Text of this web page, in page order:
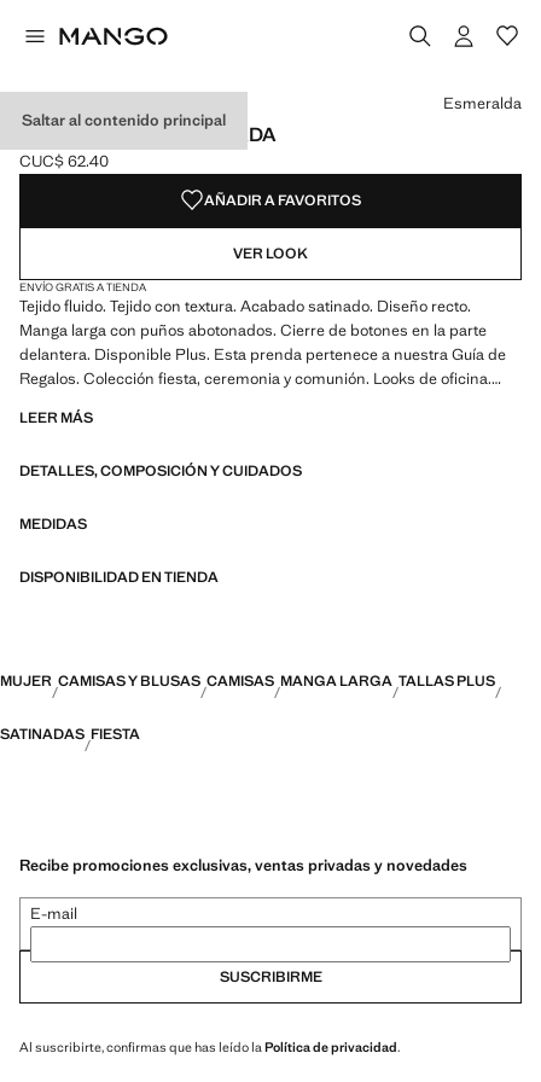
Saltar al contenido principal
CAMISA FLUIDA SATINADA
Precio actual [CUC$ 62.40 ]
CUC$ 62.40
Selecciona un color
Color Esmeralda seleccionado
Color Negro
Color Blanco roto
Color Morado
Esmeralda
AÑADIR A FAVORITOS
VER LOOK
ENVÍO GRATIS A TIENDA
Tejido fluido. Tejido con textura. Acabado satinado. Diseño recto.
Manga larga con puños abotonados. Cierre de botones en la parte
delantera. Disponible Plus. Esta prenda pertenece a nuestra Guía de
Regalos. Colección fiesta, ceremonia y comunión. Looks de oficina.
Largo Standard. Largo manga Larga. Diseño estándar. Silueta Recto.
Delantero. Tejido ligero. Cuello solapa Camisero. Estampado Rayas.
Estampado Sin Estampado. Fantasia Sin Fantasía. Regular fit
LEER MÁS
DETALLES, COMPOSICIÓN Y CUIDADOS
MEDIDAS
DISPONIBILIDAD EN TIENDA
MUJER CAMISAS Y BLUSAS CAMISAS MANGA LARGA TALLAS PLUS
SATINADAS FIESTA
Recibe promociones exclusivas, ventas privadas y novedades
E-mail
SUSCRIBIRME
Al suscribirte, confirmas que has leído la Política de privacidad.